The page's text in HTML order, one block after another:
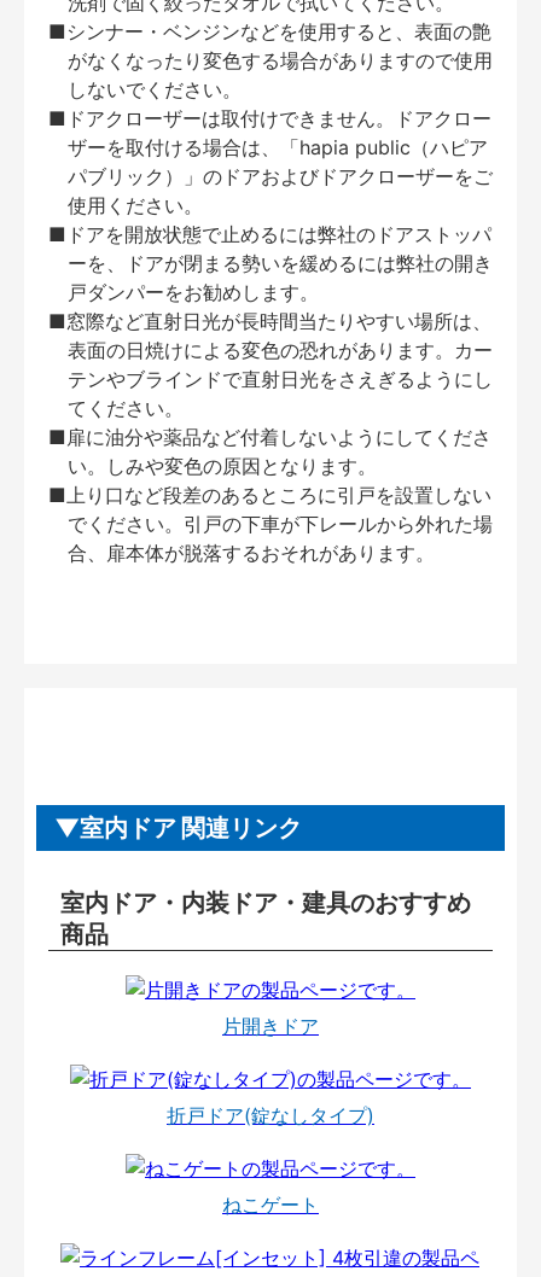
■シンナー・ベンジンなどを使用すると、表面の艶
がなくなったり変色する場合がありますので使用
しないでください。
■ドアクローザーは取付けできません。ドアクロー
ザーを取付ける場合は、「hapia public（ハピア
パブリック）」のドアおよびドアクローザーをご
使用ください。
■ドアを開放状態で止めるには弊社のドアストッパ
ーを、ドアが閉まる勢いを緩めるには弊社の開き
戸ダンパーをお勧めします。
■窓際など直射日光が長時間当たりやすい場所は、
表面の日焼けによる変色の恐れがあります。カー
テンやブラインドで直射日光をさえぎるようにし
てください。
■扉に油分や薬品など付着しないようにしてくださ
い。しみや変色の原因となります。
■上り口など段差のあるところに引戸を設置しない
でください。引戸の下車が下レールから外れた場
合、扉本体が脱落するおそれがあります。
室内ドア 関連リンク
室内ドア・内装ドア・建具のおすすめ
商品
片開きドア
折戸ドア(錠なしタイプ)
ねこゲート